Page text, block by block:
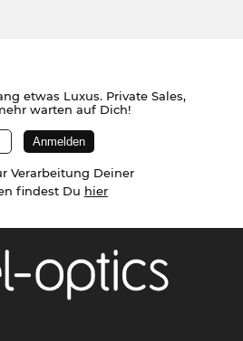
etwas Luxus. Private Sales,
warten auf Dich!
Verarbeitung Deiner
findest Du hier